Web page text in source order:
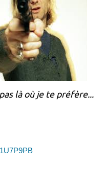
là où je te préfère...